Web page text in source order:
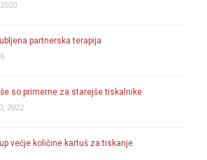
partnerska terapija
so primerne za starejše tiskalnike
2022
večje količine kartuš za tiskanje